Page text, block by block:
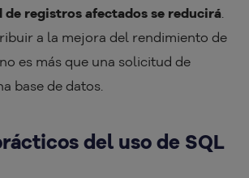
de registros afectados se reducirá.
a la mejora del rendimiento de
es más que una solicitud de
base de datos.
del uso de SQL